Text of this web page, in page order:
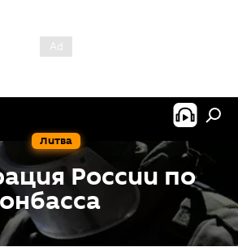
Литва
России по